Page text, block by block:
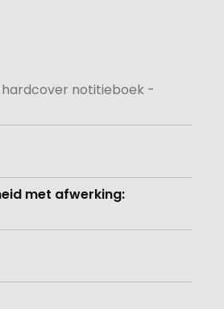
hardcover notitieboek -